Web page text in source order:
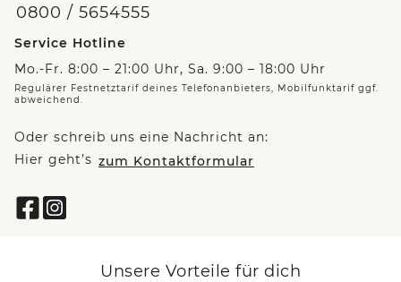
0800 / 5654555
Service Hotline
Mo.-Fr. 8:00 – 21:00 Uhr, Sa. 9:00 – 18:00 Uhr
Regulärer Festnetztarif deines Telefonanbieters, Mobilfunktarif ggf.
abweichend.
Oder schreib uns eine Nachricht an:
Hier geht’s zum Kontaktformular
Unsere Vorteile für dich